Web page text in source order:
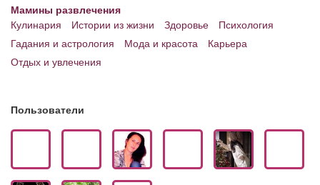
Опросы
НОВОСТИ ЛОПОТУНА
Блог Администратора
Мамины развлечения
Кулинария
Истории из жизни Здоровье
Психология
Гадания и астрология
Мода и красота
Карьера
Отдых и увлечения
Пользователи